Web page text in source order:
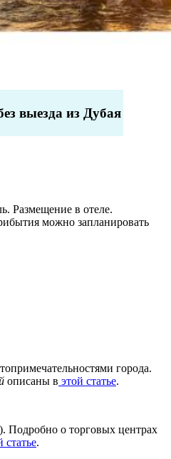
выезда из Дубая
Размещение в отеле.
можно запланировать
города.
описаны в этой статье.
Подробно о торговых центрах
статье.